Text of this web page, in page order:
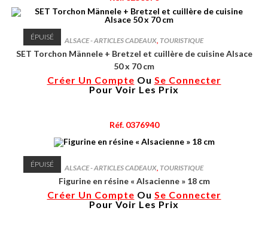
ÉPUISÉ ALSACE - ARTICLES CADEAUX, TOURISTIQUE
SET Torchon Männele + Bretzel et cuillère de cuisine Alsace
50 x 70 cm
Créer Un Compte Ou Se Connecter
Pour Voir Les Prix
Réf. 0376940
ÉPUISÉ ALSACE - ARTICLES CADEAUX TOURISTIQUE
Figurine en résine « Alsacienne » 18 cm
Créer Un Compte Ou Se Connecter
Pour Voir Les Prix